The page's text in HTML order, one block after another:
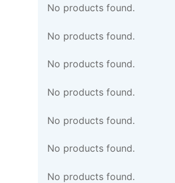
No products found.
No products found.
No products found.
No products found.
No products found.
No products found.
No products found.